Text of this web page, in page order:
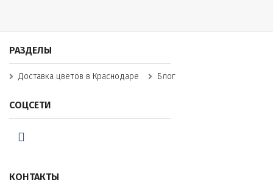
КОНТАКТЫ
РАЗДЕЛЫ
Доставка цветов в Краснодаре Блог
СОЦСЕТИ